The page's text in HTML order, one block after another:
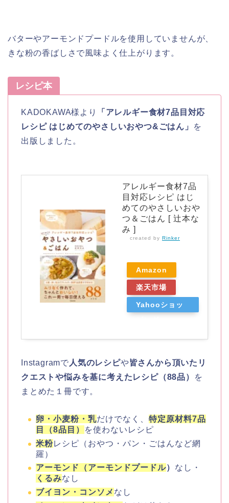
バターやアーモンドプードルを使用していませんが、
きな粉の香ばしさで風味よく仕上がります。
レシピ本
KADOKAWA様より
「アレルギー食材7品目対応
レシピ はじめてのやさしいおやつ&ごはん」
を
出版しました。
アレルギー食材7品
目対応レシピ はじ
めてのやさしいおや
つ＆ごはん [ 辻本な
み ]
created by Rinker
Amazon
楽天市場
Yahooショッ
Instagramで 人気のレシピや皆さんから頂いたリ
クエストや悩みを基に考えたレシピ（88品）
を
まとめた１冊です。
卵・小麦粉・乳だけでなく、 特定原材料7品
目（8品目）
を使わないレシピ
米粉レシピ（おやつ・パン・ごはんなど網
羅）
アーモンド（アーモンドプードル） なし・
くるみなし
ブイヨン・コンソメ なし